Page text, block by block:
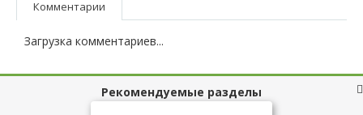
Комментарии
Загрузка комментариев...
Рекомендуемые разделы